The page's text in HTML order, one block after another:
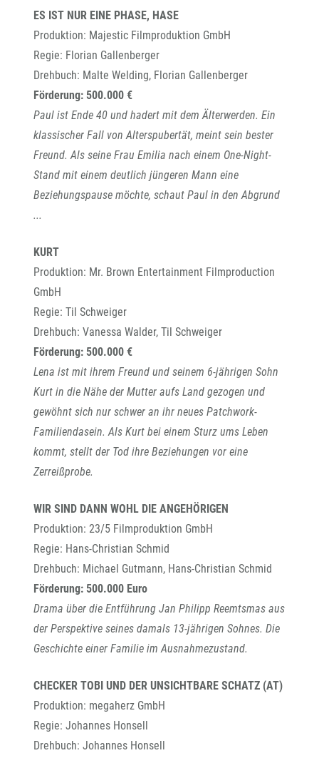
ES IST NUR EINE PHASE, HASE
Produktion: Majestic Filmproduktion GmbH
Regie: Florian Gallenberger
Drehbuch: Malte Welding, Florian Gallenberger
Förderung: 500.000 €
Paul ist Ende 40 und hadert mit dem Älterwerden. Ein
klassischer Fall von Alterspubertät, meint sein bester
Freund. Als seine Frau Emilia nach einem One-Night-
Stand mit einem deutlich jüngeren Mann eine
Beziehungspause möchte, schaut Paul in den Abgrund
...
KURT
Produktion: Mr. Brown Entertainment Filmproduction
GmbH
Regie: Til Schweiger
Drehbuch: Vanessa Walder, Til Schweiger
Förderung: 500.000 €
Lena ist mit ihrem Freund und seinem 6-jährigen Sohn
Kurt in die Nähe der Mutter aufs Land gezogen und
gewöhnt sich nur schwer an ihr neues Patchwork-
Familiendasein. Als Kurt bei einem Sturz ums Leben
kommt, stellt der Tod ihre Beziehungen vor eine
Zerreißprobe.
WIR SIND DANN WOHL DIE ANGEHÖRIGEN
Produktion: 23/5 Filmproduktion GmbH
Regie: Hans-Christian Schmid
Drehbuch: Michael Gutmann, Hans-Christian Schmid
Förderung: 500.000 Euro
Drama über die Entführung Jan Philipp Reemtsmas aus
der Perspektive seines damals 13-jährigen Sohnes. Die
Geschichte einer Familie im Ausnahmezustand.
CHECKER TOBI UND DER UNSICHTBARE SCHATZ (AT)
Produktion: megaherz GmbH
Regie: Johannes Honsell
Drehbuch: Johannes Honsell